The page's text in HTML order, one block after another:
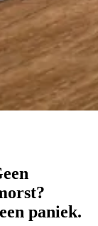
paniek.